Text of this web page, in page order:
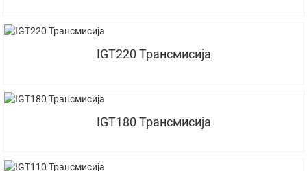
IGT220 Трансмисија
IGT180 Трансмисија